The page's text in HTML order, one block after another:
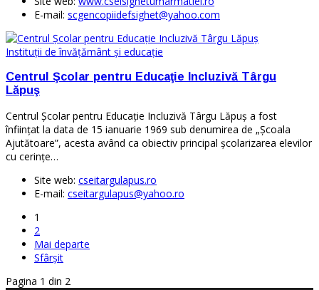
E-mail: scgencopiidefsighet@yahoo.com
Instituţii de învăţământ şi educaţie
Centrul Şcolar pentru Educaţie Incluzivă Târgu
Lăpuş
Centrul Şcolar pentru Educaţie Incluzivă Târgu Lăpuş a fost
înfiinţat la data de 15 ianuarie 1969 sub denumirea de „Şcoala
Ajutătoare”, acesta având ca obiectiv principal şcolarizarea elevilor
cu cerinţe…
Site web: cseitargulapus.ro
E-mail: cseitargulapus@yahoo.ro
1
2
Mai departe
Sfârșit
Pagina 1 din 2